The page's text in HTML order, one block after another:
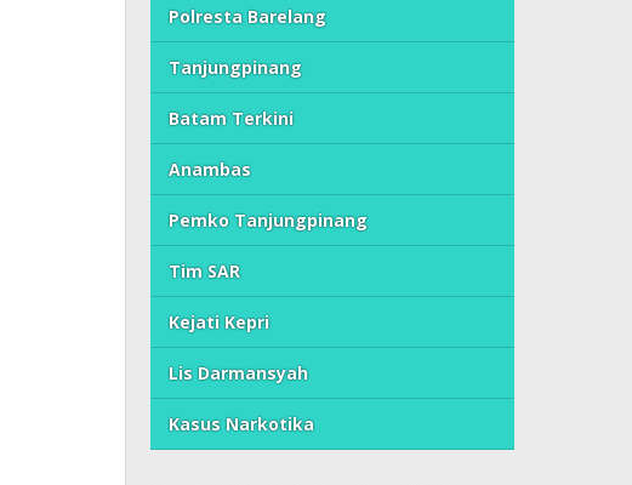
Polresta Barelang
Tanjungpinang
Batam Terkini
Anambas
Pemko Tanjungpinang
Tim SAR
Kejati Kepri
Lis Darmansyah
Kasus Narkotika